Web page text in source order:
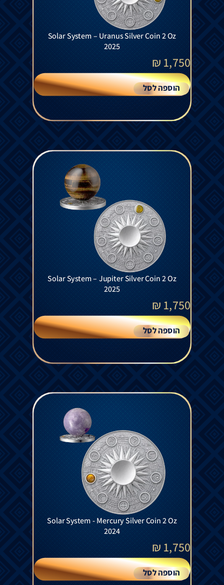
Solar System – Uranus Silver Coin 2 Oz
2025
1,750
₪
הוספה לסל
Solar System – Jupiter Silver Coin 2 Oz
2025
1,750
₪
הוספה לסל
Solar System - Mercury Silver Coin 2 Oz
2024
1,750
₪
הוספה לסל